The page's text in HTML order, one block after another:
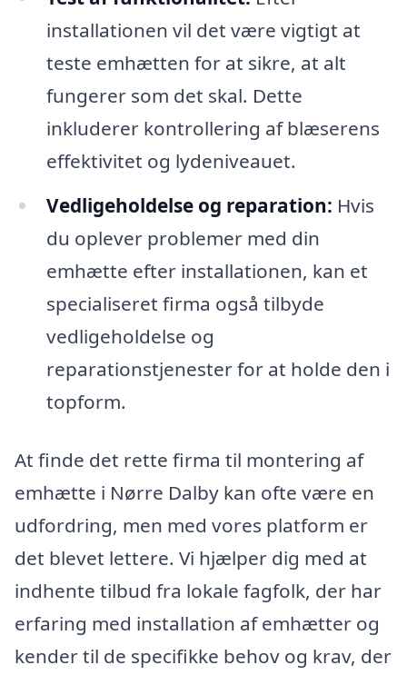
installationen vil det være vigtigt at
teste emhætten for at sikre, at alt
fungerer som det skal. Dette
inkluderer kontrollering af blæserens
effektivitet og lydeniveauet.
Vedligeholdelse og reparation: Hvis
du oplever problemer med din
emhætte efter installationen, kan et
specialiseret firma også tilbyde
vedligeholdelse og
reparationstjenester for at holde den i
topform.
At finde det rette firma til montering af
emhætte i Nørre Dalby kan ofte være en
udfordring, men med vores platform er
det blevet lettere. Vi hjælper dig med at
indhente tilbud fra lokale fagfolk, der har
erfaring med installation af emhætter og
kender til de specifikke behov og krav, der